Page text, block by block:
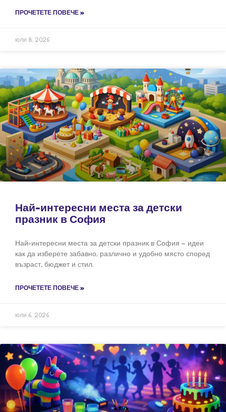
ПРОЧЕТЕТЕ ПОВЕЧЕ »
юли 8, 2026
Най-интересни места за детски
празник в София
Най-интересни места за детски празник в София – идеи
как да изберете забавно, различно и удобно място според
възраст, бюджет и стил.
ПРОЧЕТЕТЕ ПОВЕЧЕ »
юли 6, 2026